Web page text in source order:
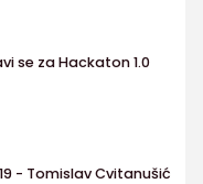
se za Hackaton 1.0
- Tomislav Cvitanušić